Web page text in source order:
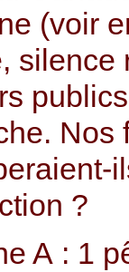
(voir
silence
Nos
?
A : 1